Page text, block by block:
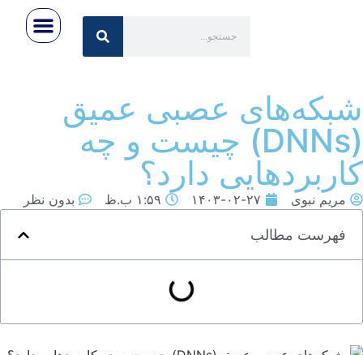
عصبی عمیق
(DNNs) چیست و چه
دارد؟
مریم نبوی ۱۴۰۳-۰۲-۲۷ ۱:۵۹ ب.ظ بدون نظر
فهرست مطالب